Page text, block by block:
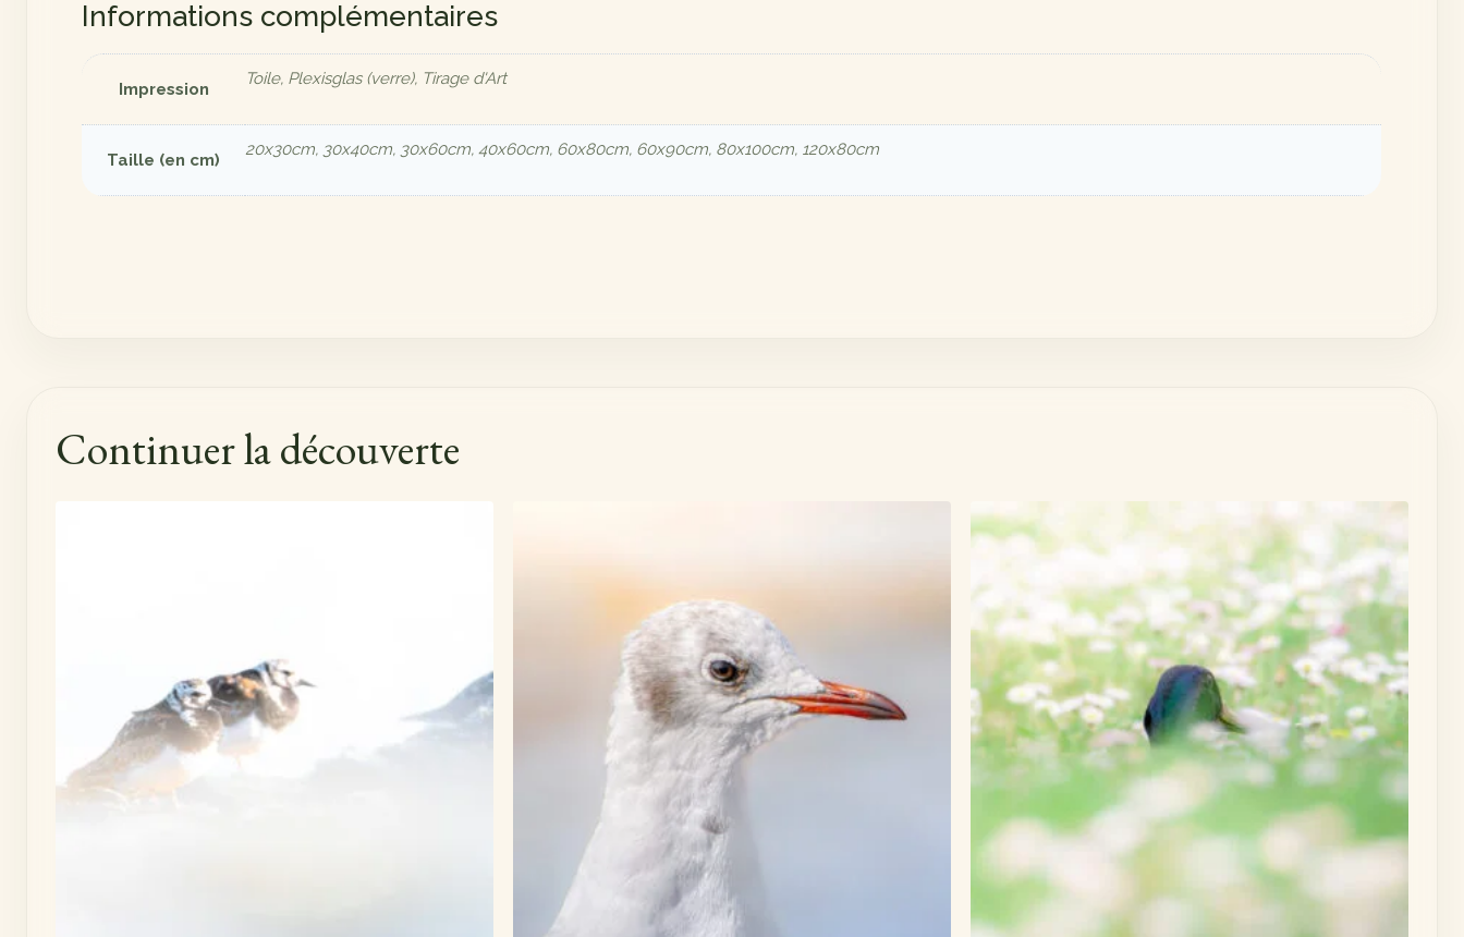
Informations complémentaires
Impression
Toile, Plexisglas (verre), Tirage d'Art
Taille (en cm)
20x30cm, 30x40cm, 30x60cm, 40x60cm, 60x80cm, 60x90cm, 80x100cm, 120x80cm
Continuer la découverte